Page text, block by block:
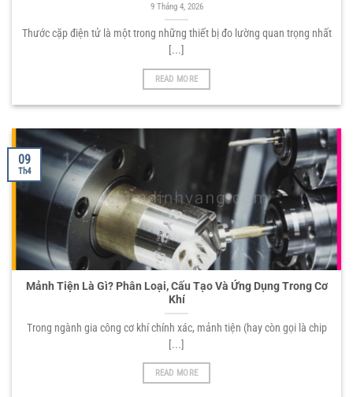
9 Tháng 4, 2026
Thước cặp điện tử là một trong những thiết bị đo lường quan trọng nhất
[...]
READ MORE
Mảnh Tiện Là Gì? Phân Loại, Cấu Tạo Và Ứng Dụng Trong Cơ
Khí
Trong ngành gia công cơ khí chính xác, mảnh tiện (hay còn gọi là chip
[...]
READ MORE
09
Th4